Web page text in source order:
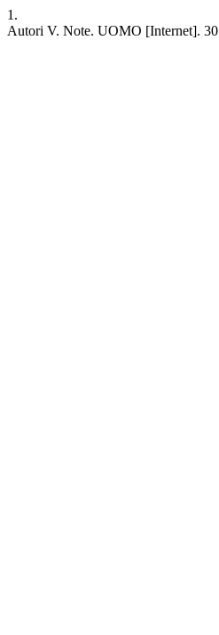
1.
Autori V. Note. UOMO [Internet]. 30